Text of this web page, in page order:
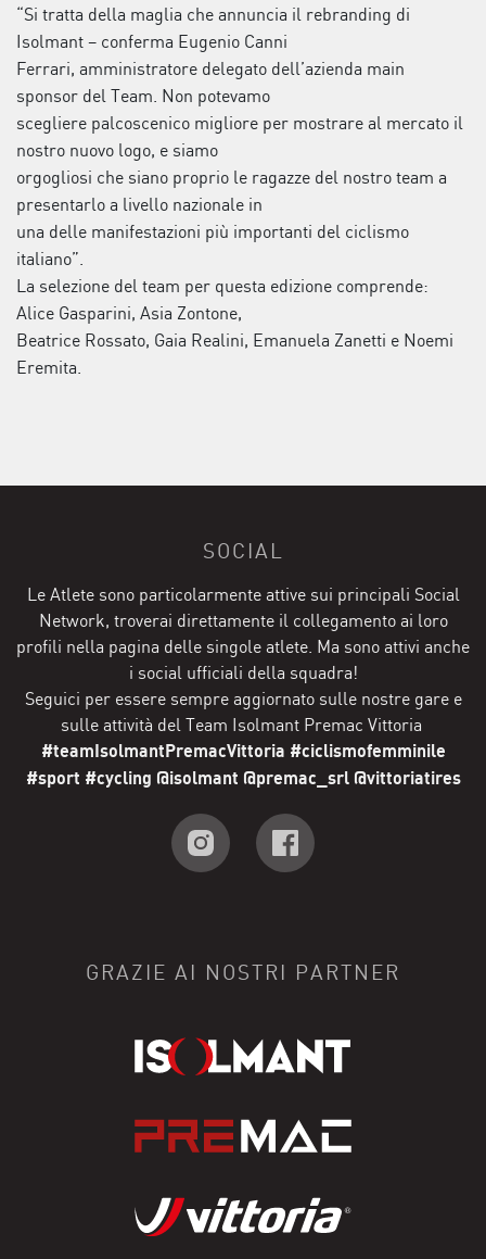
“Si tratta della maglia che annuncia il rebranding di
Isolmant – conferma Eugenio Canni
Ferrari, amministratore delegato dell’azienda main
sponsor del Team. Non potevamo
scegliere palcoscenico migliore per mostrare al mercato il
nostro nuovo logo, e siamo
orgogliosi che siano proprio le ragazze del nostro team a
presentarlo a livello nazionale in
una delle manifestazioni più importanti del ciclismo
italiano”.
La selezione del team per questa edizione comprende:
Alice Gasparini, Asia Zontone,
Beatrice Rossato, Gaia Realini, Emanuela Zanetti e Noemi
Eremita.
SOCIAL
Le Atlete sono particolarmente attive sui principali Social
Network, troverai direttamente il collegamento ai loro
profili nella pagina delle singole atlete. Ma sono attivi anche
i social ufficiali della squadra!
Seguici per essere sempre aggiornato sulle nostre gare e
sulle attività del Team Isolmant Premac Vittoria
#teamIsolmantPremacVittoria #ciclismofemminile
#sport #cycling @isolmant @premac_srl @vittoriatires
GRAZIE AI NOSTRI PARTNER